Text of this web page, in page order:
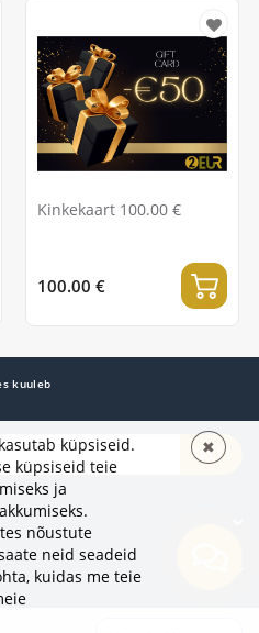
Kinkekaart 100.00 €
100.00 €
kuuleb
TELLI
küpsiseid.
küpsiseid teie
ja
nõustute
neid seadeid
kuidas me teie
✖